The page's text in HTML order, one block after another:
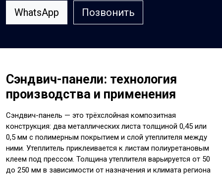
WhatsApp Позвонить
Сэндвич-панели: технология
производства и применения
Сэндвич-панель — это трёхслойная композитная
конструкция: два металлических листа толщиной 0,45 или
0,5 мм с полимерным покрытием и слой утеплителя между
ними. Утеплитель приклеивается к листам полиуретановым
клеем под прессом. Толщина утеплителя варьируется от 50
до 250 мм в зависимости от назначения и климата региона